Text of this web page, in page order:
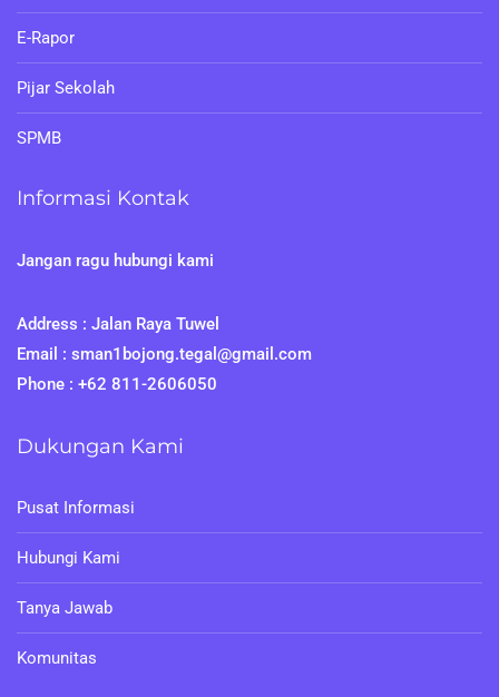
E-Rapor
Pijar Sekolah
SPMB
Informasi Kontak
Jangan ragu hubungi kami
Address : Jalan Raya Tuwel
Email : sman1bojong.tegal@gmail.com
Phone : +62 811-2606050
Dukungan Kami
Pusat Informasi
Hubungi Kami
Tanya Jawab
Komunitas